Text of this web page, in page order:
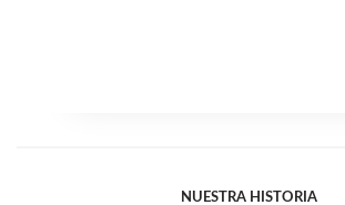
NUESTRA HISTORIA